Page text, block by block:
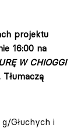
projektu
16:00 na
W CHIOGGI
Głuchych i